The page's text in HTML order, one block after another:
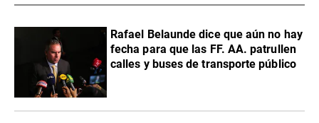
Rafael Belaunde dice que aún no hay
fecha para que las FF. AA. patrullen
calles y buses de transporte público